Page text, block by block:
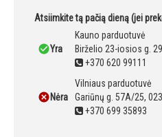
Atsiimkite tą pačią dieną (jei
Yra
Kauno parduotuvė
Birželio 23-iosios g.
+370 620 99111
Nėra
Vilniaus parduotuvė
Gariūnų g. 57A/25,
+370 699 35893